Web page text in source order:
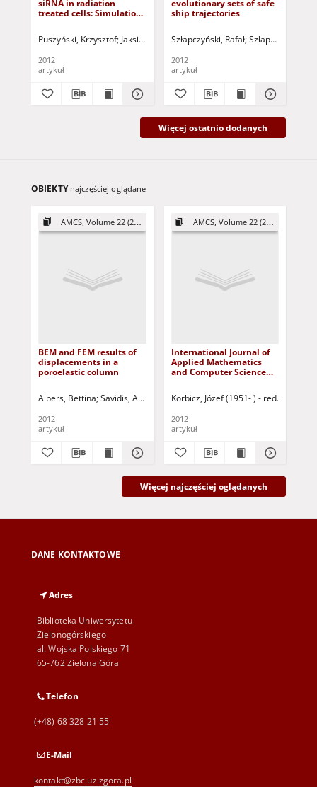
E-ISSN 2083-8492
Strona Redakcji
siRNA in radiation
treated cells: Simulation
Puszyński, Krzysztof Jaksik, Roman Świerniak, Andrzej (1950- )
2012
artykuł
evolutionary sets of safe
ship trajectories
Szłapczyński, Rafał Szłapczyńska,
2012
artykuł
Więcej ostatnio dodanych
OBIEKTY najczęściej oglądane
AMCS, Volume 22 (2012)
BEM and FEM results of
displacements in a
poroelastic column
Albers, Bettina Savidis, Atavros A. Taşan, Ercan H. Estorff, Otto von
2012
artykuł
AMCS, Volume 22 (2012)
International Journal of
Applied Mathematics
and Computer Science
Contents
Korbicz, Józef (1951- ) - red.
2012
artykuł
Więcej najczęściej oglądanych
DANE KONTAKTOWE
Adres
Biblioteka Uniwersytetu
Zielonogórskiego
al. Wojska Polskiego 71
65-762 Zielona Góra
Telefon
(+48) 68 328 21 55
E-Mail
kontakt@zbc.uz.zgora.pl